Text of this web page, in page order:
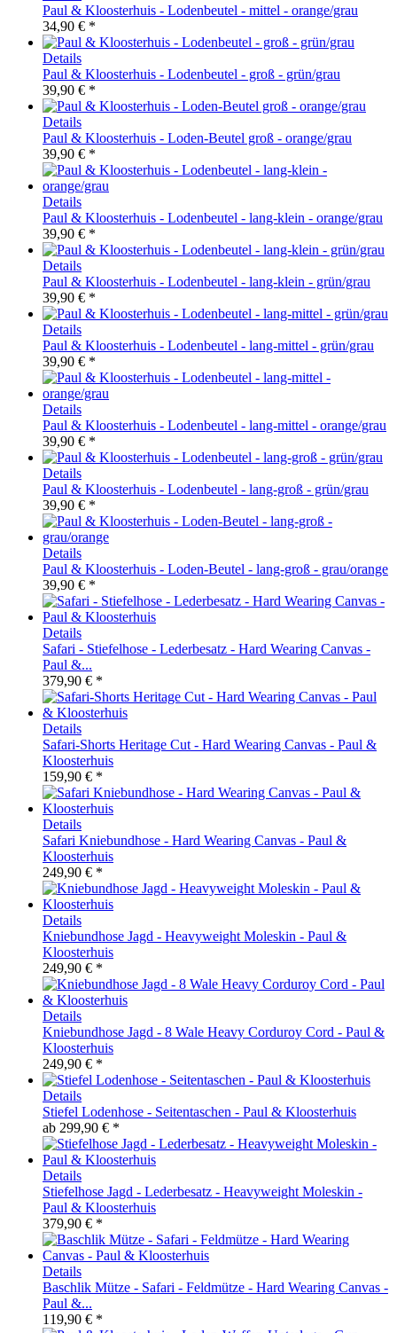
Paul & Kloosterhuis - Lodenbeutel - mittel - orange/grau
34,90 € *
Details
Paul & Kloosterhuis - Lodenbeutel - groß - grün/grau
39,90 € *
Details
Paul & Kloosterhuis - Loden-Beutel groß - orange/grau
39,90 € *
Details
Paul & Kloosterhuis - Lodenbeutel - lang-klein - orange/grau
39,90 € *
Details
Paul & Kloosterhuis - Lodenbeutel - lang-klein - grün/grau
39,90 € *
Details
Paul & Kloosterhuis - Lodenbeutel - lang-mittel - grün/grau
39,90 € *
Details
Paul & Kloosterhuis - Lodenbeutel - lang-mittel - orange/grau
39,90 € *
Details
Paul & Kloosterhuis - Lodenbeutel - lang-groß - grün/grau
39,90 € *
Details
Paul & Kloosterhuis - Loden-Beutel - lang-groß - grau/orange
39,90 € *
Details
Safari - Stiefelhose - Lederbesatz - Hard Wearing Canvas -
Paul &...
379,90 € *
Details
Safari-Shorts Heritage Cut - Hard Wearing Canvas - Paul &
Kloosterhuis
159,90 € *
Details
Safari Kniebundhose - Hard Wearing Canvas - Paul &
Kloosterhuis
249,90 € *
Details
Kniebundhose Jagd - Heavyweight Moleskin - Paul &
Kloosterhuis
249,90 € *
Details
Kniebundhose Jagd - 8 Wale Heavy Corduroy Cord - Paul &
Kloosterhuis
249,90 € *
Details
Stiefel Lodenhose - Seitentaschen - Paul & Kloosterhuis
ab 299,90 € *
Details
Stiefelhose Jagd - Lederbesatz - Heavyweight Moleskin -
Paul & Kloosterhuis
379,90 € *
Details
Baschlik Mütze - Safari - Feldmütze - Hard Wearing Canvas -
Paul &...
119,90 € *